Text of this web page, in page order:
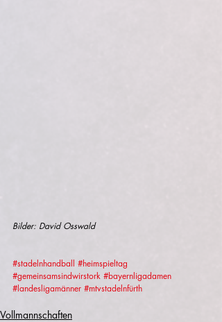
Bilder: David Osswald
#stadelnhandball #heimspieltag
#gemeinsamsindwirstork #bayernligadamen
#landesligamänner #mtvstadelnfürth
Vollmannschaften